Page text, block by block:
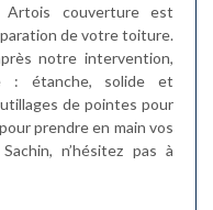
couverture est
de votre toiture.
notre intervention,
: étanche, solide et
de pointes pour
prendre en main vos
n’hésitez pas à